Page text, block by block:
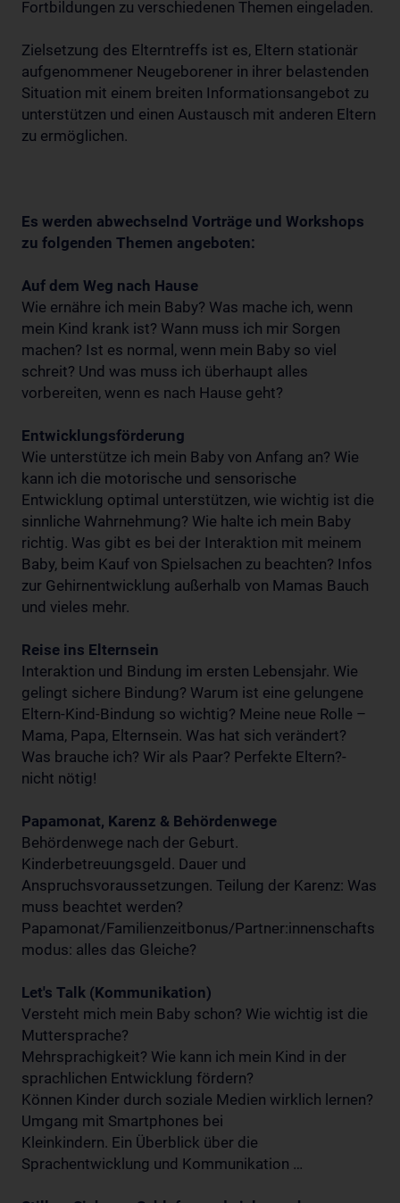
Fortbildungen zu verschiedenen Themen eingeladen.
Zielsetzung des Elterntreffs ist es, Eltern stationär
aufgenommener Neugeborener in ihrer belastenden
Situation mit einem breiten Informationsangebot zu
unterstützen und einen Austausch mit anderen Eltern
zu ermöglichen.
Es werden abwechselnd Vorträge und Workshops
zu folgenden Themen angeboten:
Auf dem Weg nach Hause
Wie ernähre ich mein Baby? Was mache ich, wenn
mein Kind krank ist? Wann muss ich mir Sorgen
machen? Ist es normal, wenn mein Baby so viel
schreit? Und was muss ich überhaupt alles
vorbereiten, wenn es nach Hause geht?
Entwicklungsförderung
Wie unterstütze ich mein Baby von Anfang an? Wie
kann ich die motorische und sensorische
Entwicklung optimal unterstützen, wie wichtig ist die
sinnliche Wahrnehmung? Wie halte ich mein Baby
richtig. Was gibt es bei der Interaktion mit meinem
Baby, beim Kauf von Spielsachen zu beachten? Infos
zur Gehirnentwicklung außerhalb von Mamas Bauch
und vieles mehr.
Reise ins Elternsein
Interaktion und Bindung im ersten Lebensjahr. Wie
gelingt sichere Bindung? Warum ist eine gelungene
Eltern-Kind-Bindung so wichtig? Meine neue Rolle –
Mama, Papa, Elternsein. Was hat sich verändert?
Was brauche ich? Wir als Paar? Perfekte Eltern?-
nicht nötig!
Papamonat, Karenz & Behördenwege
Behördenwege nach der Geburt.
Kinderbetreuungsgeld. Dauer und
Anspruchsvoraussetzungen. Teilung der Karenz: Was
muss beachtet werden?
Papamonat/Familienzeitbonus/Partner:innenschafts
modus: alles das Gleiche?
Let's Talk (Kommunikation)
Versteht mich mein Baby schon? Wie wichtig ist die
Muttersprache?
Mehrsprachigkeit? Wie kann ich mein Kind in der
sprachlichen Entwicklung fördern?
Können Kinder durch soziale Medien wirklich lernen?
Umgang mit Smartphones bei
Kleinkindern. Ein Überblick über die
Sprachentwicklung und Kommunikation …